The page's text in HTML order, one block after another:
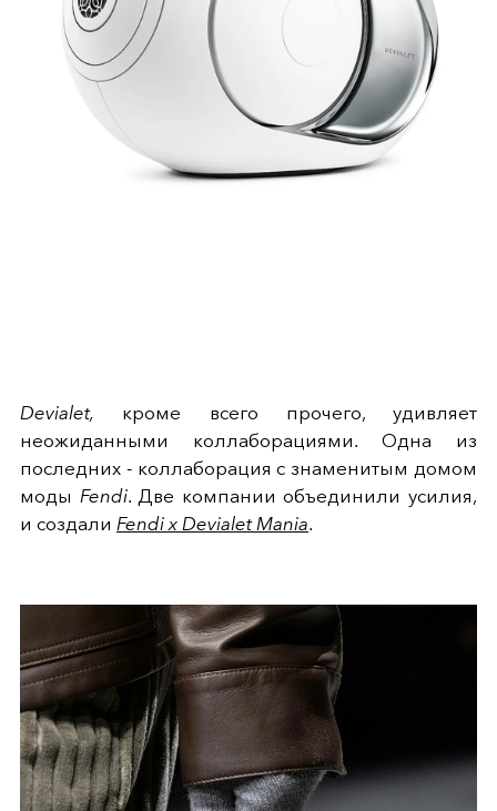
Devialet, кроме всего прочего, удивляет
неожиданными коллаборациями. Одна из
последних - коллаборация с знаменитым домом
моды Fendi. Две компании объединили усилия,
и создали Fendi x Devialet Mania.